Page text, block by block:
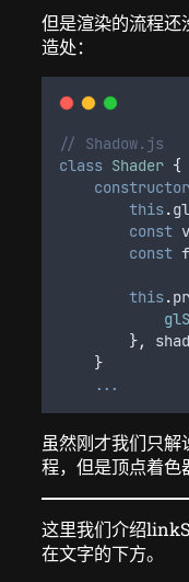
但是渲染的流程
造处：
// Shadow.js
class Shader {
constructor
this.gl
const
const
this.
},
}
...
虽然刚才我们只
程，但是顶点着色
这里我们介绍
在文字的下方。